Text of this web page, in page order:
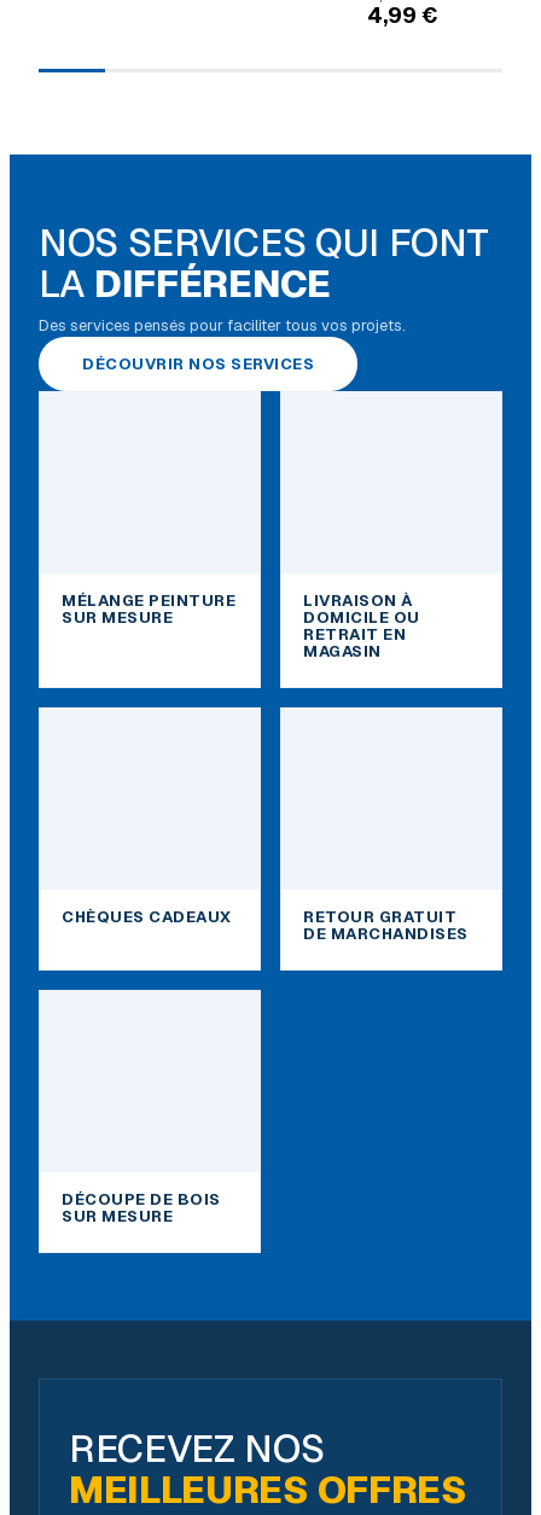
4,99 €
NOS SERVICES QUI FONT
LA DIFFÉRENCE
Des services pensés pour faciliter tous vos projets.
DÉCOUVRIR NOS SERVICES
MÉLANGE PEINTURE
SUR MESURE
LIVRAISON À
DOMICILE OU
RETRAIT EN
MAGASIN
CHÈQUES CADEAUX
RETOUR GRATUIT
DE MARCHANDISES
DÉCOUPE DE BOIS
SUR MESURE
RECEVEZ NOS
MEILLEURES OFFRES